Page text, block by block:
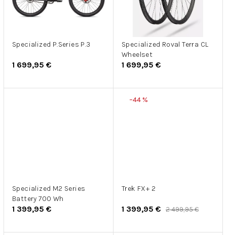
Specialized P.Series P.3
1 699,95 €
Specialized Roval Terra CL
Wheelset
1 699,95 €
Specialized M2 Series
Battery 700 Wh
1 399,95 €
–44 %
Trek FX+ 2
1 399,95 € 2 499,95 €